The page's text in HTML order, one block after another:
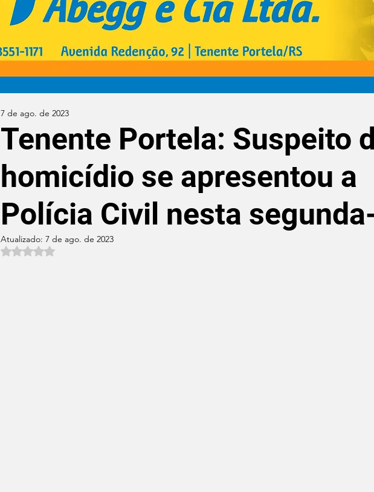
Tenente Portela: Suspeito
homicídio se apresentou a
Polícia Civil nesta
7 de ago. de 2023
Atualizado: 7 de ago. de 2023
Avaliado com NaN de 5 estrelas.